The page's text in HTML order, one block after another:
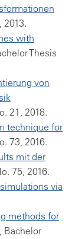
2013.
with
Thesis
von
21, 2018.
technique for
73, 2016.
mit der
75, 2016.
via
methods for
, Bachelor